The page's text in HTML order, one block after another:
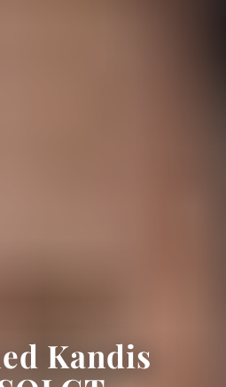
Kandis